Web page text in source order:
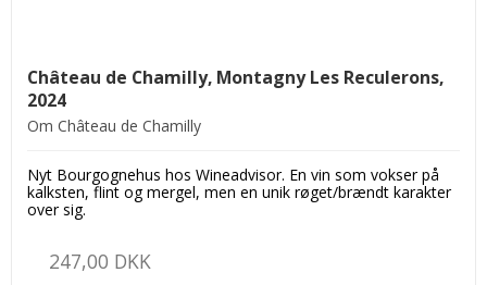
Château de Chamilly, Montagny Les Reculerons,
2024
Om Château de Chamilly
Nyt Bourgognehus hos Wineadvisor. En vin som vokser på
kalksten, flint og mergel, men en unik røget/brændt karakter
over sig.
247,00 DKK